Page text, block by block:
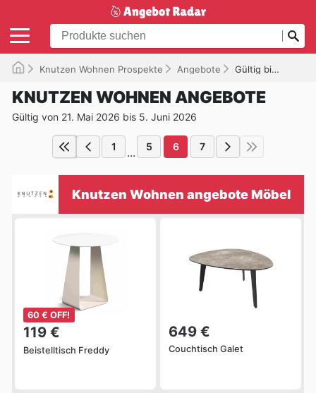
Knutzen Wohnen Prospekte Angebote Gültig bis 05.06.2026
KNUTZEN WOHNEN ANGEBOTE
Gültig von 21. Mai 2026 bis 5. Juni 2026
1 ... 5 6 7
Knutzen Wohnen angebote Möbel
60 € OFF!
119 €
Beistelltisch Freddy
649 €
Couchtisch Galet